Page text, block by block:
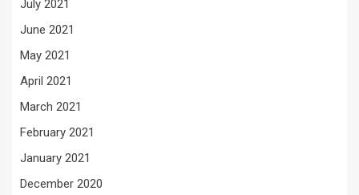
July 2021
June 2021
May 2021
April 2021
March 2021
February 2021
January 2021
December 2020